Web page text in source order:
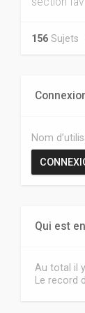
156 Sujets
Nom
Qui est
Au total il
Le record